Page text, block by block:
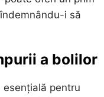
i să
a bolilor
pentru